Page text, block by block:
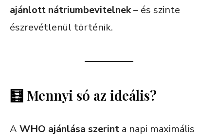
ajánlott nátriumbevitelnek– és szinte
észrevétlenül történik.
🧮 Mennyi só az ideális?
A WHO ajánlása szerint a napi maximális